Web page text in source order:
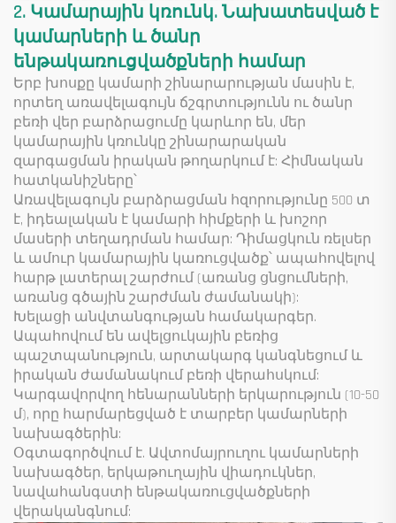
2. Կամարային կռունկ. Նախատեսված է
կամարների և ծանր
ենթակառուցվածքների համար
Երբ խոսքը կամարի շինարարության մասին է,
որտեղ առավելագույն ճշգրտությունն ու ծանր
բեռի վեր բարձրացումը կարևոր են, մեր
կամարային կռունկը շինարարական
զարգացման իրական թողարկում է: Հիմնական
հատկանիշները՝
Առավելագույն բարձրացման հզորությունը 500 տ
է, իդեալական է կամարի հիմքերի և խոշոր
մասերի տեղադրման համար: Դիմացկուն ռելսեր
և ամուր կամարային կառուցվածք՝ ապահովելով
հարթ լատերալ շարժում (առանց ցնցումների,
առանց գծային շարժման ժամանակի):
Խելացի անվտանգության համակարգեր.
Ապահովում են ավելցուկային բեռից
պաշտպանություն, արտակարգ կանգնեցում և
իրական ժամանակում բեռի վերահսկում:
Կարգավորվող հենարանների երկարություն (10-50
մ), որը հարմարեցված է տարբեր կամարների
նախագծերին:
Օգտագործվում է. Ավտոմայրուղու կամարների
նախագծեր, երկաթուղային վիադուկներ,
նավահանգստի ենթակառուցվածքների
վերականգնում: